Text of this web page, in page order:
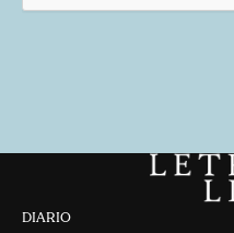
DIARIO